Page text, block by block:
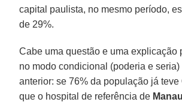
capital paulista, no mesmo período,
de 29%.
Cabe uma questão e uma explicação
no modo condicional (poderia e
anterior: se 76% da população já teve
que o hospital de referência de